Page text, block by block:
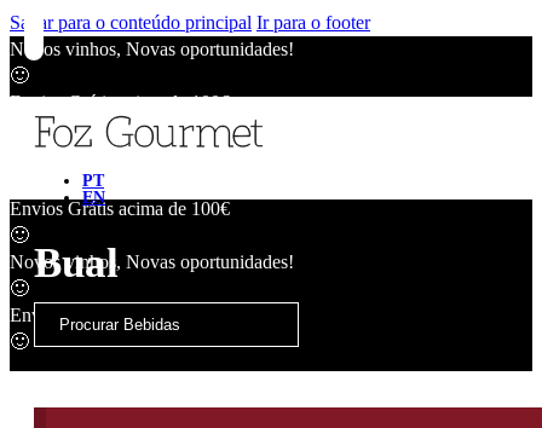
Saltar para o conteúdo principal Ir para o footer
Novos vinhos, Novas oportunidades!
🙂
Envios Grátis acima de 100€
Envios Grátis acima de 100€
🙂
Novos vinhos, Novas oportunidades!
🙂
Envios Grátis acima de 100€
🙂
PT
EN
Bual